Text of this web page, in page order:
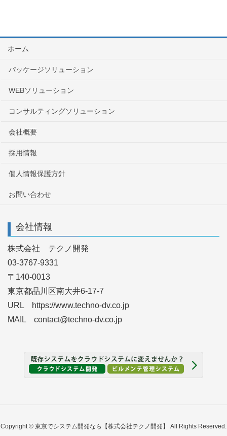
ホーム
パッケージソリューション
WEBソリューション
コンサルティングソリューション
会社概要
採用情報
個人情報保護方針
お問い合わせ
会社情報
株式会社 テクノ開発
03-3767-9331
〒140-0013
東京都品川区南大井6-17-7
URL https://www.techno-dv.co.jp
MAIL contact@techno-dv.co.jp
Copyright © 東京でシステム開発なら【株式会社テクノ開発】 All Rights Reserved.